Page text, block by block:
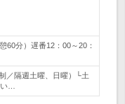
60分）遅番12：00～20：
／隔週土曜、日曜）└土
…